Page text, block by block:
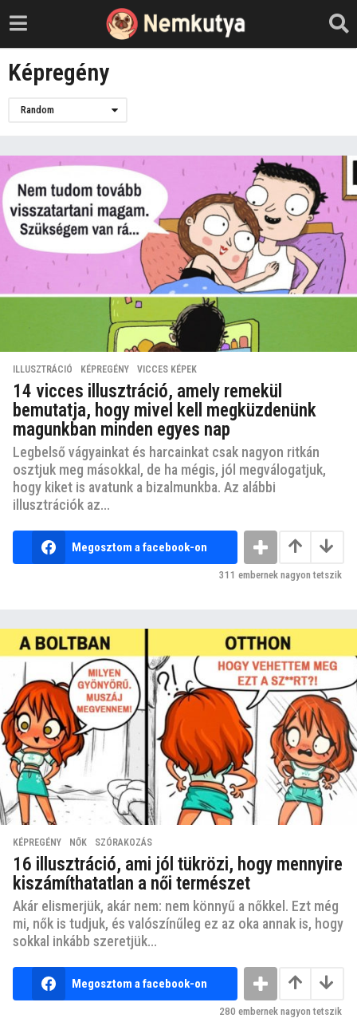
Képregény
Random
ILLUSZTRÁCIÓ ,KÉPREGÉNY ,VICCES KÉPEK
14 vicces illusztráció, amely remekül
bemutatja, hogy mivel kell megküzdenünk
magunkban minden egyes nap
Legbelső vágyainkat és harcainkat csak nagyon ritkán
osztjuk meg másokkal, de ha mégis, jól megválogatjuk,
hogy kiket is avatunk a bizalmunkba. Az alábbi
illusztrációk az...
Megosztom a facebook-on
311 embernek nagyon tetszik
KÉPREGÉNY ,NŐK ,SZÓRAKOZÁS
16 illusztráció, ami jól tükrözi, hogy mennyire
kiszámíthatatlan a női természet
Akár elismerjük, akár nem: nem könnyű a nőkkel. Ezt még
mi, nők is tudjuk, és valószínűleg ez az oka annak is, hogy
sokkal inkább szeretjük...
Megosztom a facebook-on
280 embernek nagyon tetszik